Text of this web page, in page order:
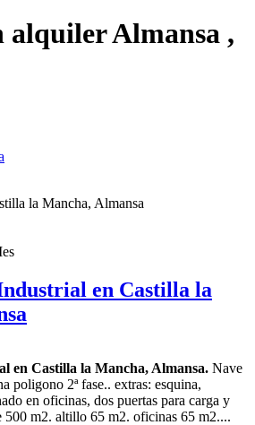
alquiler Almansa ,
en Castilla la
en Castilla la Mancha, Almansa. Nave
poligono 2ª fase.. extras: esquina,
en oficinas, dos puertas para carga y
500 m2. altillo 65 m2. oficinas 65 m2....